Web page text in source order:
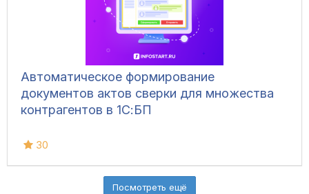
Автоматическое формирование
документов актов сверки для множества
контрагентов в 1С:БП
30
Посмотреть ещё